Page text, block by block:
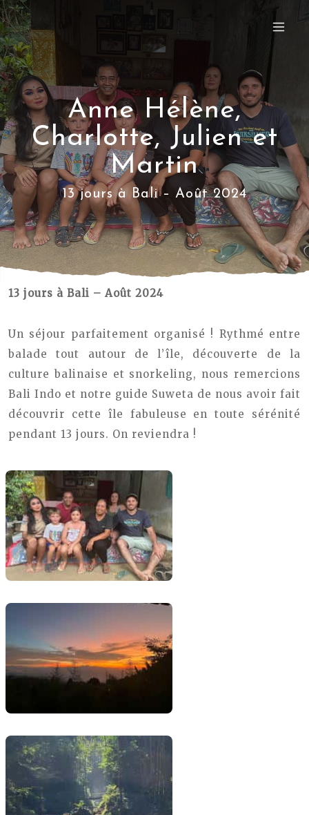
Anne Hélène,
Charlotte, Julien et
Martin
13 jours à Bali – Août 2024
13 jours à Bali – Août 2024
Un séjour parfaitement organisé ! Rythmé entre
balade tout autour de l’île, découverte de la
culture balinaise et snorkeling, nous remercions
Bali Indo et notre guide Suweta de nous avoir fait
découvrir cette île fabuleuse en toute sérénité
pendant 13 jours. On reviendra !